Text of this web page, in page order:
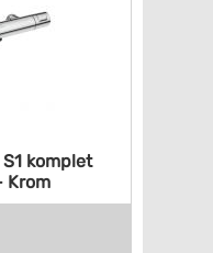
komplet
Krom